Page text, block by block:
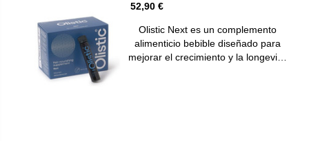
52,90 €
Olistic Next es un complemento
alimenticio bebible diseñado para
mejorar el crecimiento y la longevi…